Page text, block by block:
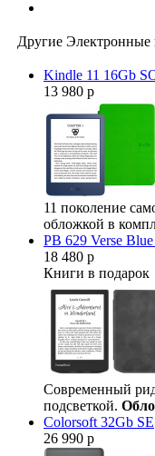
Другие Электронные
Kindle 11 16Gb
13 980 р
11 поколение
обложкой в
PB 629 Verse
18 480 р
Книги в подарок
Современный
подсветкой.
Colorsoft 32Gb SE
26 990 р